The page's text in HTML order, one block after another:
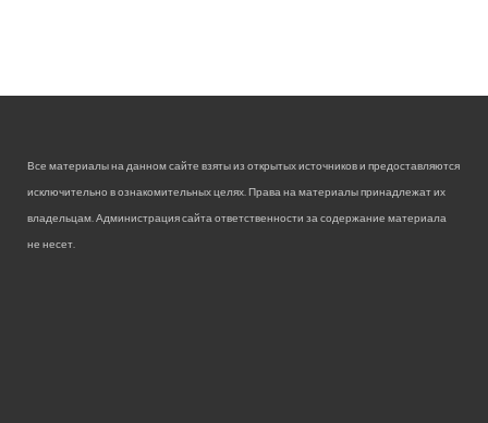
Все материалы на данном сайте взяты из открытых источников и предоставляются
исключительно в ознакомительных целях. Права на материалы принадлежат их
владельцам. Администрация сайта ответственности за содержание материала
не несет.